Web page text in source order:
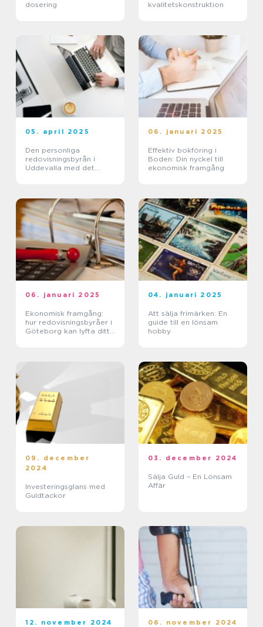
dosering kvalitetskonstruktion
05. april 2025
Den personliga
redovisningsbyrån i
Uddevalla med det
06. januari 2025
Effektiv bokföring i
Boden: Din nyckel till
ekonomisk framgång
06. januari 2025
Ekonomisk framgång:
hur redovisningsbyråer i
Göteborg kan lyfta ditt
04. januari 2025
Att sälja frimärken: En
guide till en lönsam
hobby
09. december
2024
Investeringsglans med
Guldtackor
03. december 2024
Sälja Guld – En Lönsam
Affär
12. november 2024 06. november 2024